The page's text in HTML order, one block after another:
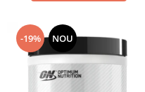
-19% NOU